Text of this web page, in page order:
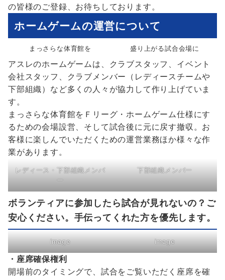
の皆様のご登録、お待ちしております。
ホームゲームの運営について
まっさらな体育館を 盛り上がる試合会場に
アスレのホームゲームは、クラブスタッフ、イベント
会社スタッフ、クラブメンバー（レディースチームや
下部組織）など多くの人々が協力して作り上げていま
す。
まっさらな体育館をＦリーグ・ホームゲーム仕様にす
るための会場設営、そして試合後に元に戻す撤収。お
客様に楽しんでいただくための運営業務ほか様々な作
業があります。
レディース・下部組織メンバ
ー
下部組織メンバー
ボランティアに参加したら試合が見れないの？ご
安心ください。手伝ってくれた方を優先します。
image image
・座席確保権利
開場前のタイミングで、試合をご覧いただく座席を確